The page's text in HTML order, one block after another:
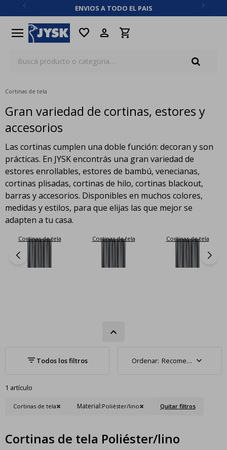
ENVIOS A TODO EL PAIS
menu favorite
Cortinas de tela
Gran variedad de cortinas, estores y
accesorios
Las cortinas cumplen una doble función: decoran y son
prácticas. En JYSK encontrás una gran variedad de
estores enrollables, estores de bambú, venecianas,
cortinas plisadas, cortinas de hilo, cortinas blackout,
barras y accesorios. Disponibles en muchos colores,
medidas y estilos, para que elijas las que mejor se
adapten a tu casa.
Cortinas de tela Cortinas de tela Cortinas de tela
Recomendados
1 artículo
Cortinas de tela Material:Poliéster/lino Quitar filtros
Cortinas de tela Poliéster/lino
close